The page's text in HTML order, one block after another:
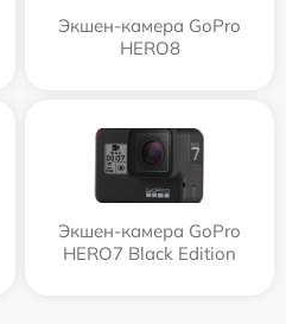
Экшен-камера GoPro
HERO8
Экшен-камера GoPro
HERO7 Black Edition